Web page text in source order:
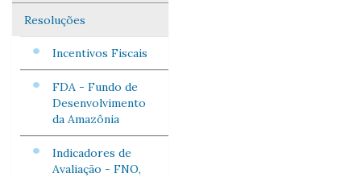
Resoluções
Incentivos Fiscais
FDA - Fundo de
Desenvolvimento
da Amazônia
Indicadores de
Avaliação - FNO,